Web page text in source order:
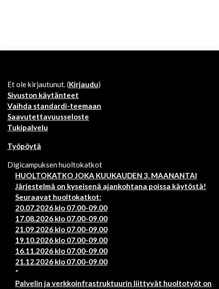
Et ole kirjautunut. (Kirjaudu)
Sivuston käytänteet
Vaihda standardi-teemaan
Saavutettavuusseloste
Tukipalvelu
Työpöytä
Digicampuksen huoltokatkot
HUOLTOKATKO JOKA KUUKAUDEN 3. MAANANTAI
Järjestelmä on kyseisenä ajankohtana poissa käytöstä!
Seuraavat huoltokatkot:
20.07.2026 klo 07.00-09.00
17.08.2026 klo 07.00-09.00
21.09.2026 klo 07.00-09.00
19.10.2026 klo 07.00-09.00
16.11.2026 klo 07.00-09.00
21.12.2026 klo 07.00-09.00
*
Palvelin ja verkkoinfrastruktuurin liittyvät huoltotyöt on